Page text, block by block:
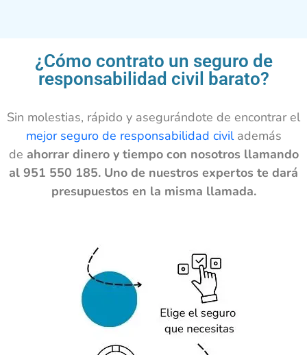
¿Cómo contrato un seguro de
responsabilidad civil barato?
Sin molestias, rápido y asegurándote de encontrar el
mejor seguro de responsabilidad civilademás
de ahorrar dinero y tiempo con nosotros llamando
al 951 550 185. Uno de nuestros expertos te dará
presupuestos en la misma llamada.